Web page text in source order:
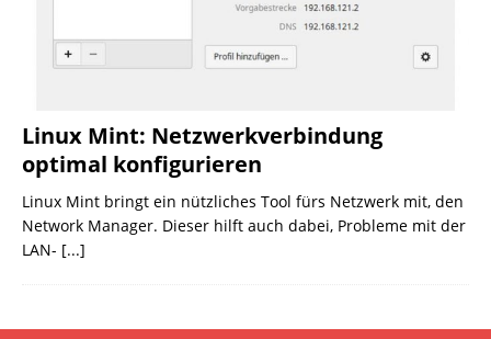
Linux Mint: Netzwerkverbindung
optimal konfigurieren
Linux Mint bringt ein nützliches Tool fürs Netzwerk mit, den
Network Manager. Dieser hilft auch dabei, Probleme mit der
LAN- [...]